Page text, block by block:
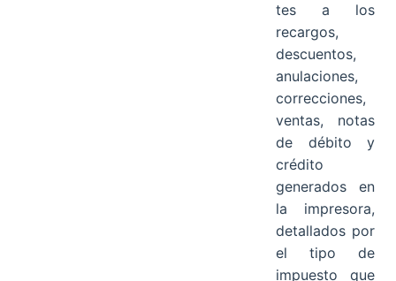
tes a los
recargos,
descuentos,
anulaciones,
correcciones,
ventas, notas
de débito y
crédito
generados en
la impresora,
detallados por
el tipo de
impuesto que